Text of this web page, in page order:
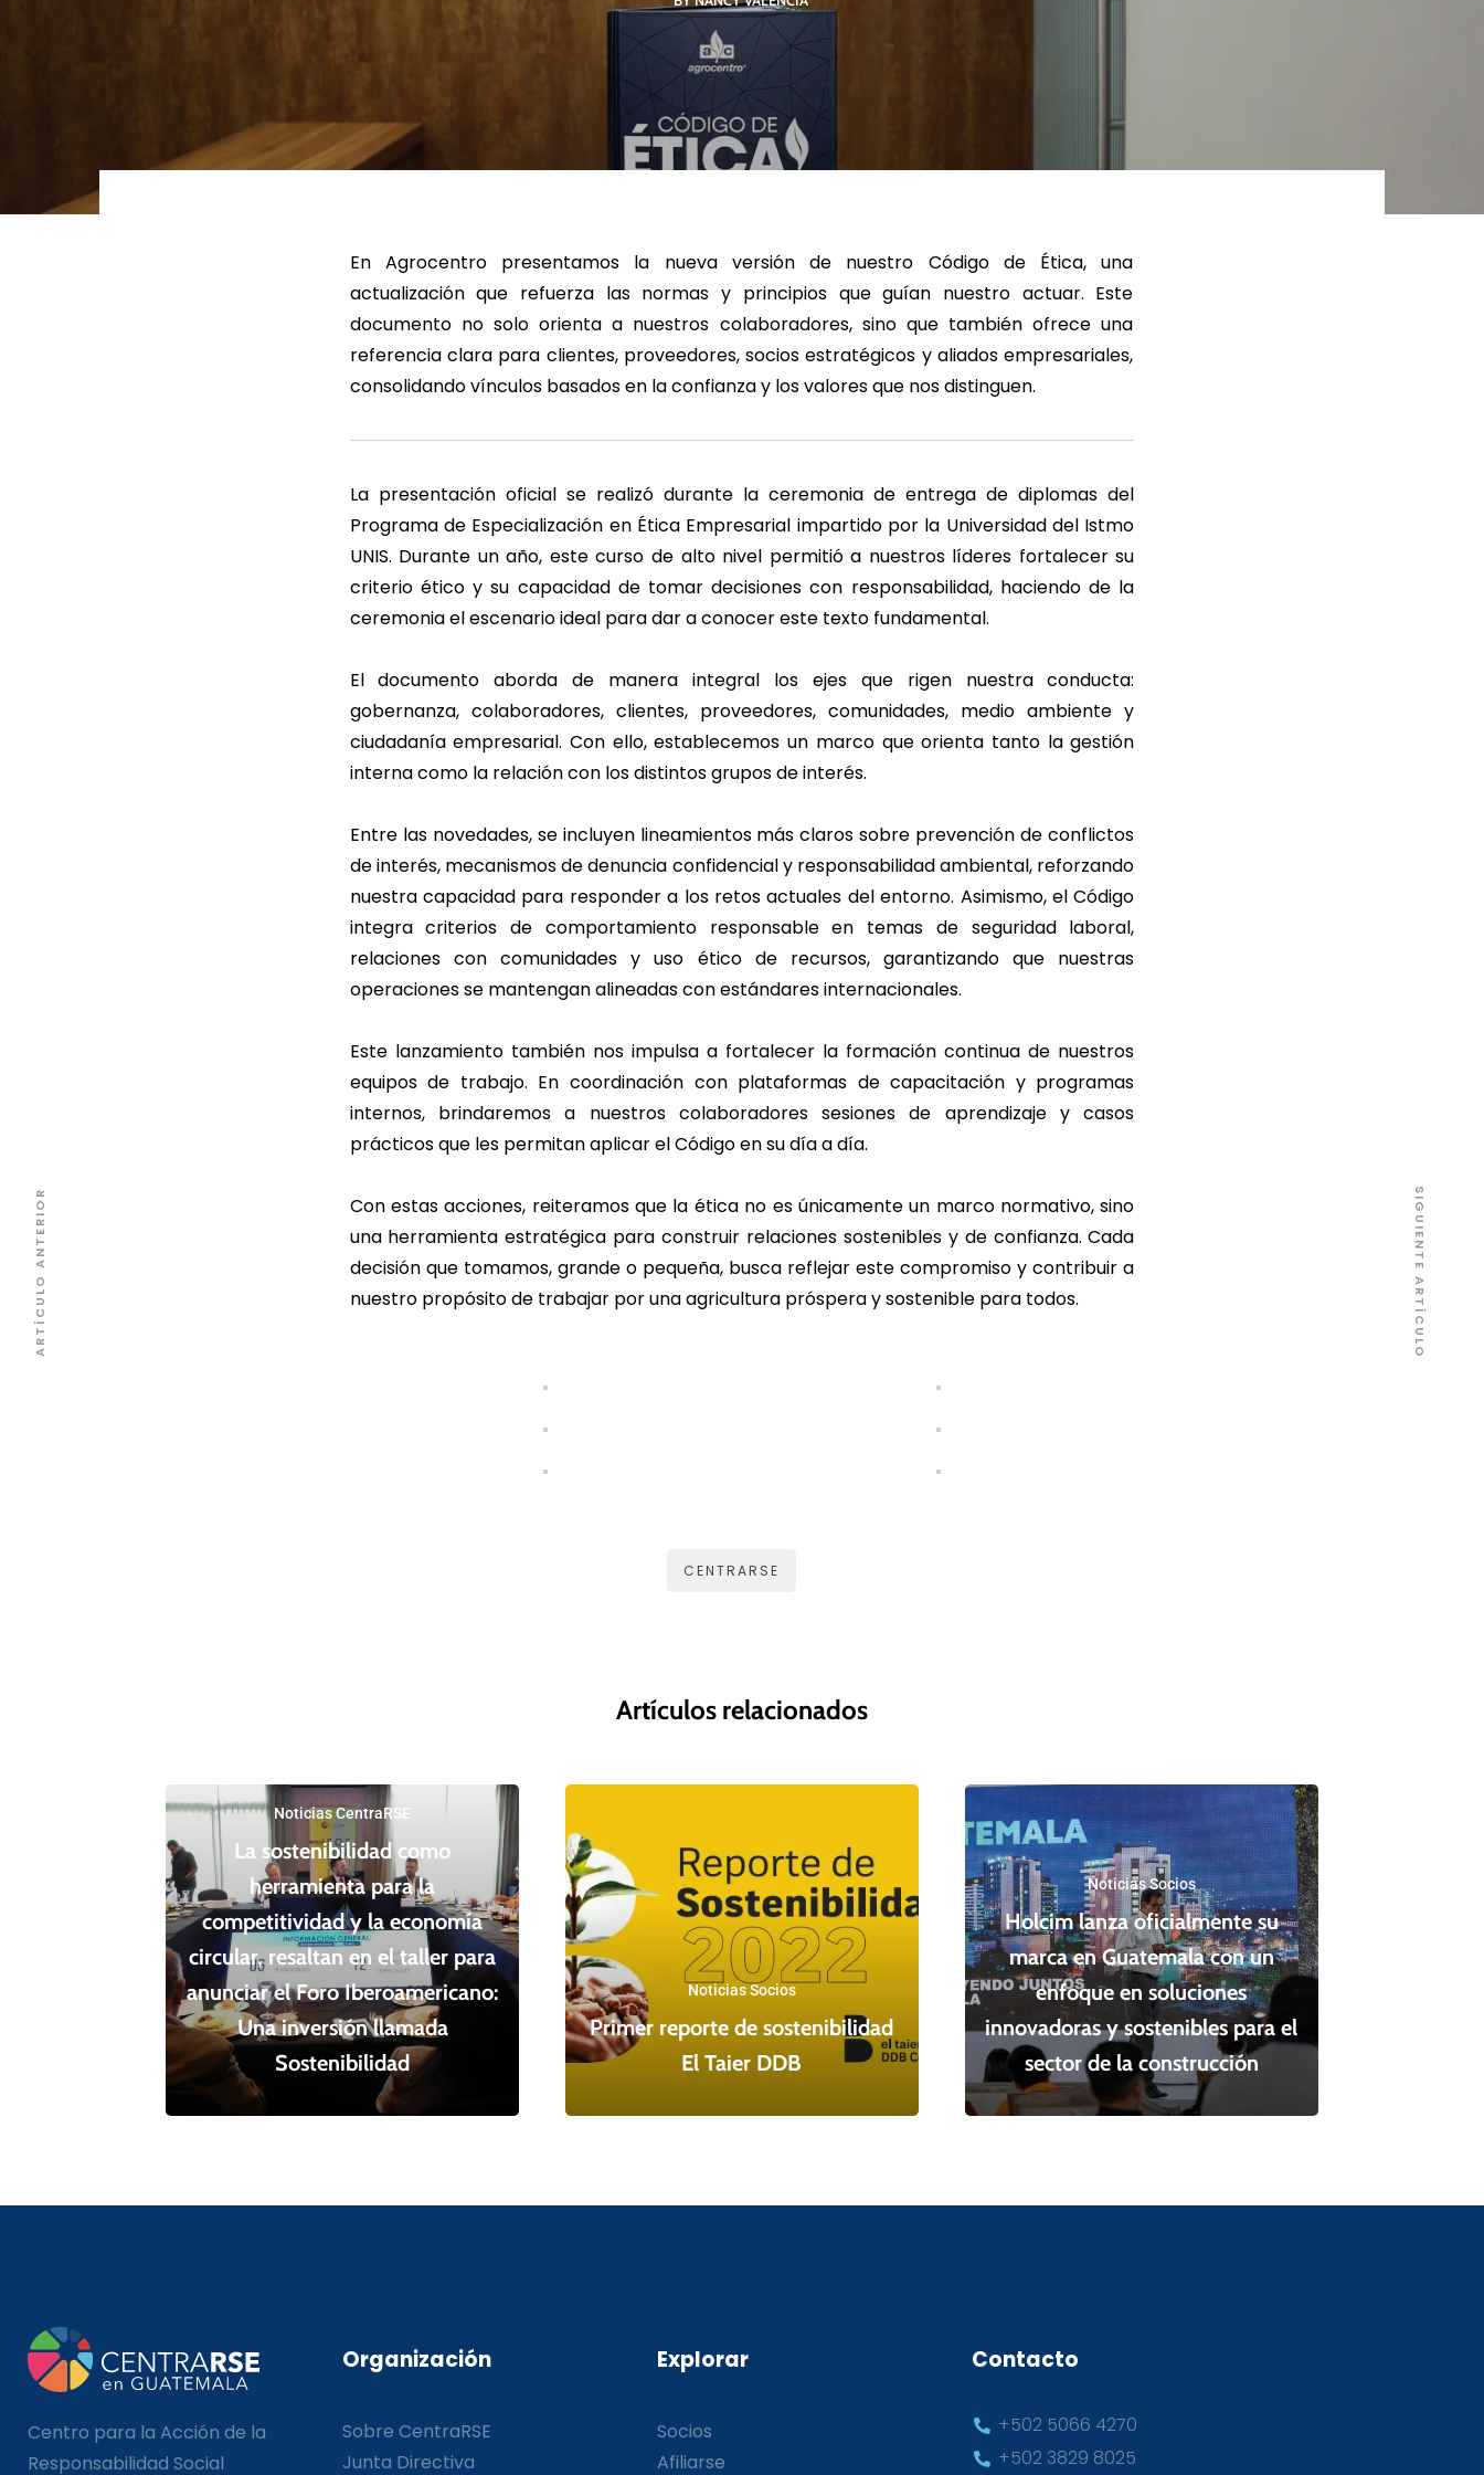
En Agrocentro presentamos la nueva versión de nuestro Código de Ética, una
actualización que refuerza las normas y principios que guían nuestro actuar. Este
documento no solo orienta a nuestros colaboradores, sino que también ofrece una
referencia clara para clientes, proveedores, socios estratégicos y aliados empresariales,
consolidando vínculos basados en la confianza y los valores que nos distinguen.
La presentación oficial se realizó durante la ceremonia de entrega de diplomas del
Programa de Especialización en Ética Empresarial impartido por la Universidad del Istmo
UNIS. Durante un año, este curso de alto nivel permitió a nuestros líderes fortalecer su
criterio ético y su capacidad de tomar decisiones con responsabilidad, haciendo de la
ceremonia el escenario ideal para dar a conocer este texto fundamental.
El documento aborda de manera integral los ejes que rigen nuestra conducta:
gobernanza, colaboradores, clientes, proveedores, comunidades, medio ambiente y
ciudadanía empresarial. Con ello, establecemos un marco que orienta tanto la gestión
interna como la relación con los distintos grupos de interés.
Entre las novedades, se incluyen lineamientos más claros sobre prevención de conflictos
de interés, mecanismos de denuncia confidencial y responsabilidad ambiental, reforzando
nuestra capacidad para responder a los retos actuales del entorno. Asimismo, el Código
integra criterios de comportamiento responsable en temas de seguridad laboral,
relaciones con comunidades y uso ético de recursos, garantizando que nuestras
operaciones se mantengan alineadas con estándares internacionales.
Este lanzamiento también nos impulsa a fortalecer la formación continua de nuestros
equipos de trabajo. En coordinación con plataformas de capacitación y programas
internos, brindaremos a nuestros colaboradores sesiones de aprendizaje y casos
prácticos que les permitan aplicar el Código en su día a día.
Con estas acciones, reiteramos que la ética no es únicamente un marco normativo, sino
una herramienta estratégica para construir relaciones sostenibles y de confianza. Cada
decisión que tomamos, grande o pequeña, busca reflejar este compromiso y contribuir a
nuestro propósito de trabajar por una agricultura próspera y sostenible para todos.
CENTRARSE
Artículos relacionados
Noticias CentraRSE
La sostenibilidad como
herramienta para la
competitividad y la economía
circular, resaltan en el taller para
anunciar el Foro Iberoamericano:
Una inversión llamada
Sostenibilidad
Noticias Socios
Primer reporte de sostenibilidad
El Taier DDB
Noticias Socios
Holcim lanza oficialmente su
marca en Guatemala con un
enfoque en soluciones
innovadoras y sostenibles para el
sector de la construcción
ARTÍCULO ANTERIOR SIGUIENTE ARTÍCULO
Centro para la Acción de la
Responsabilidad Social
Organización
Sobre CentraRSE
Junta Directiva
Explorar
Socios
Afiliarse
Contacto
+502 5066 4270
+502 3829 8025